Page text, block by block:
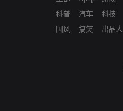
科普
国风
汽车
搞笑
科技
出品人